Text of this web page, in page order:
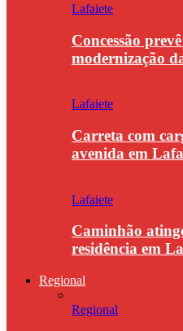
Lafaiete
Concessão
modernização
Lafaiete
Carreta com
avenida em
Lafaiete
Caminhão
residência em
Regional
Regional